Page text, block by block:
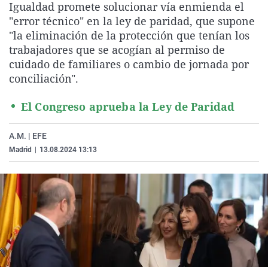
La rosa de los vientos
Gente viajera
Como el perro y el
Caso
Retornados
Equipo de
Operación Viuda
Extremadura
Galicia
La Rioja
Navarra
Virales
Televisión
Elecciones
Igualdad promete solucionar vía enmienda el
"error técnico" en la ley de paridad, que supone
"la eliminación de la protección que tenían los
trabajadores que se acogían al permiso de
cuidado de familiares o cambio de jornada por
conciliación".
El Congreso aprueba la Ley de Paridad
A.M. | EFE
Madrid 13.08.2024 13:13